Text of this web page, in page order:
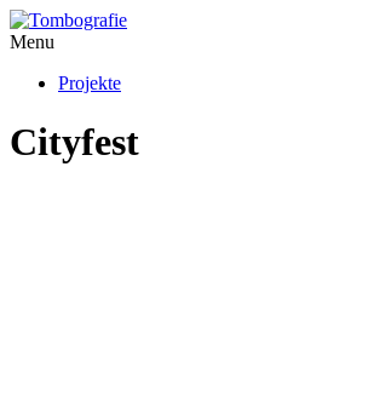
Menu
Projekte
Cityfest